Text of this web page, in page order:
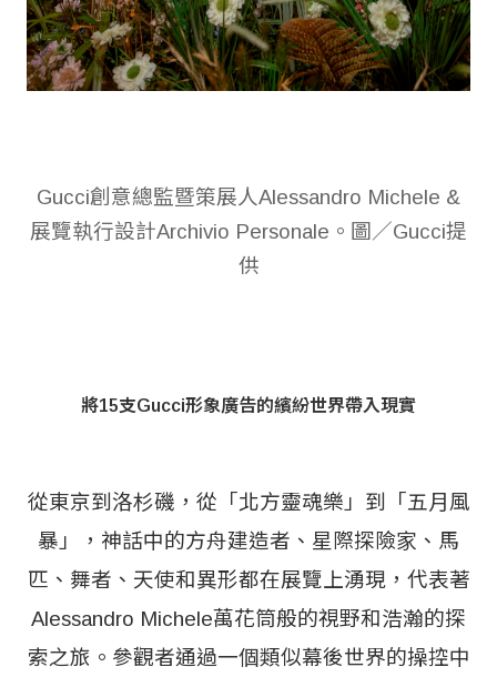
Gucci創意總監暨策展人Alessandro Michele &
展覽執行設計Archivio Personale。圖／Gucci提
供
將15支Gucci形象廣告的繽紛世界帶入現實
從東京到洛杉磯，從「北方靈魂樂」到「五月風
暴」，神話中的方舟建造者、星際探險家、馬
匹、舞者、天使和異形都在展覽上湧現，代表著
Alessandro Michele萬花筒般的視野和浩瀚的探
索之旅。參觀者通過一個類似幕後世界的操控中